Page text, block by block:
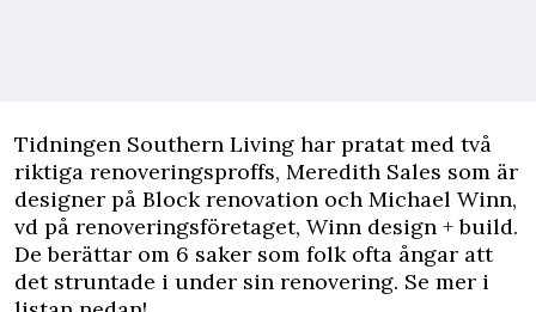
Tidningen Southern Living har pratat med två
riktiga renoveringsproffs, Meredith Sales som är
designer på Block renovation och Michael Winn,
vd på renoveringsföretaget, Winn design + build.
De berättar om 6 saker som folk ofta ångar att
det struntade i under sin renovering. Se mer i